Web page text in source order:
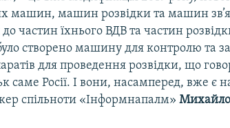
машин, машин розвідки та машин
частин їхнього ВДВ та частин
створено машину для контролю та
для проведення розвідки, що
саме Росії. І вони, насамперед, вже є на
спільноти «Інформнапалм»